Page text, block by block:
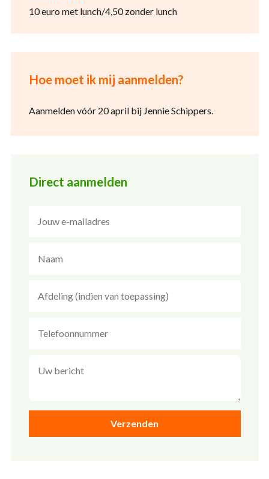
10 euro met lunch/4,50 zonder lunch
Hoe moet ik mij aanmelden?
Aanmelden vóór 20 april bij Jennie Schippers.
Direct aanmelden